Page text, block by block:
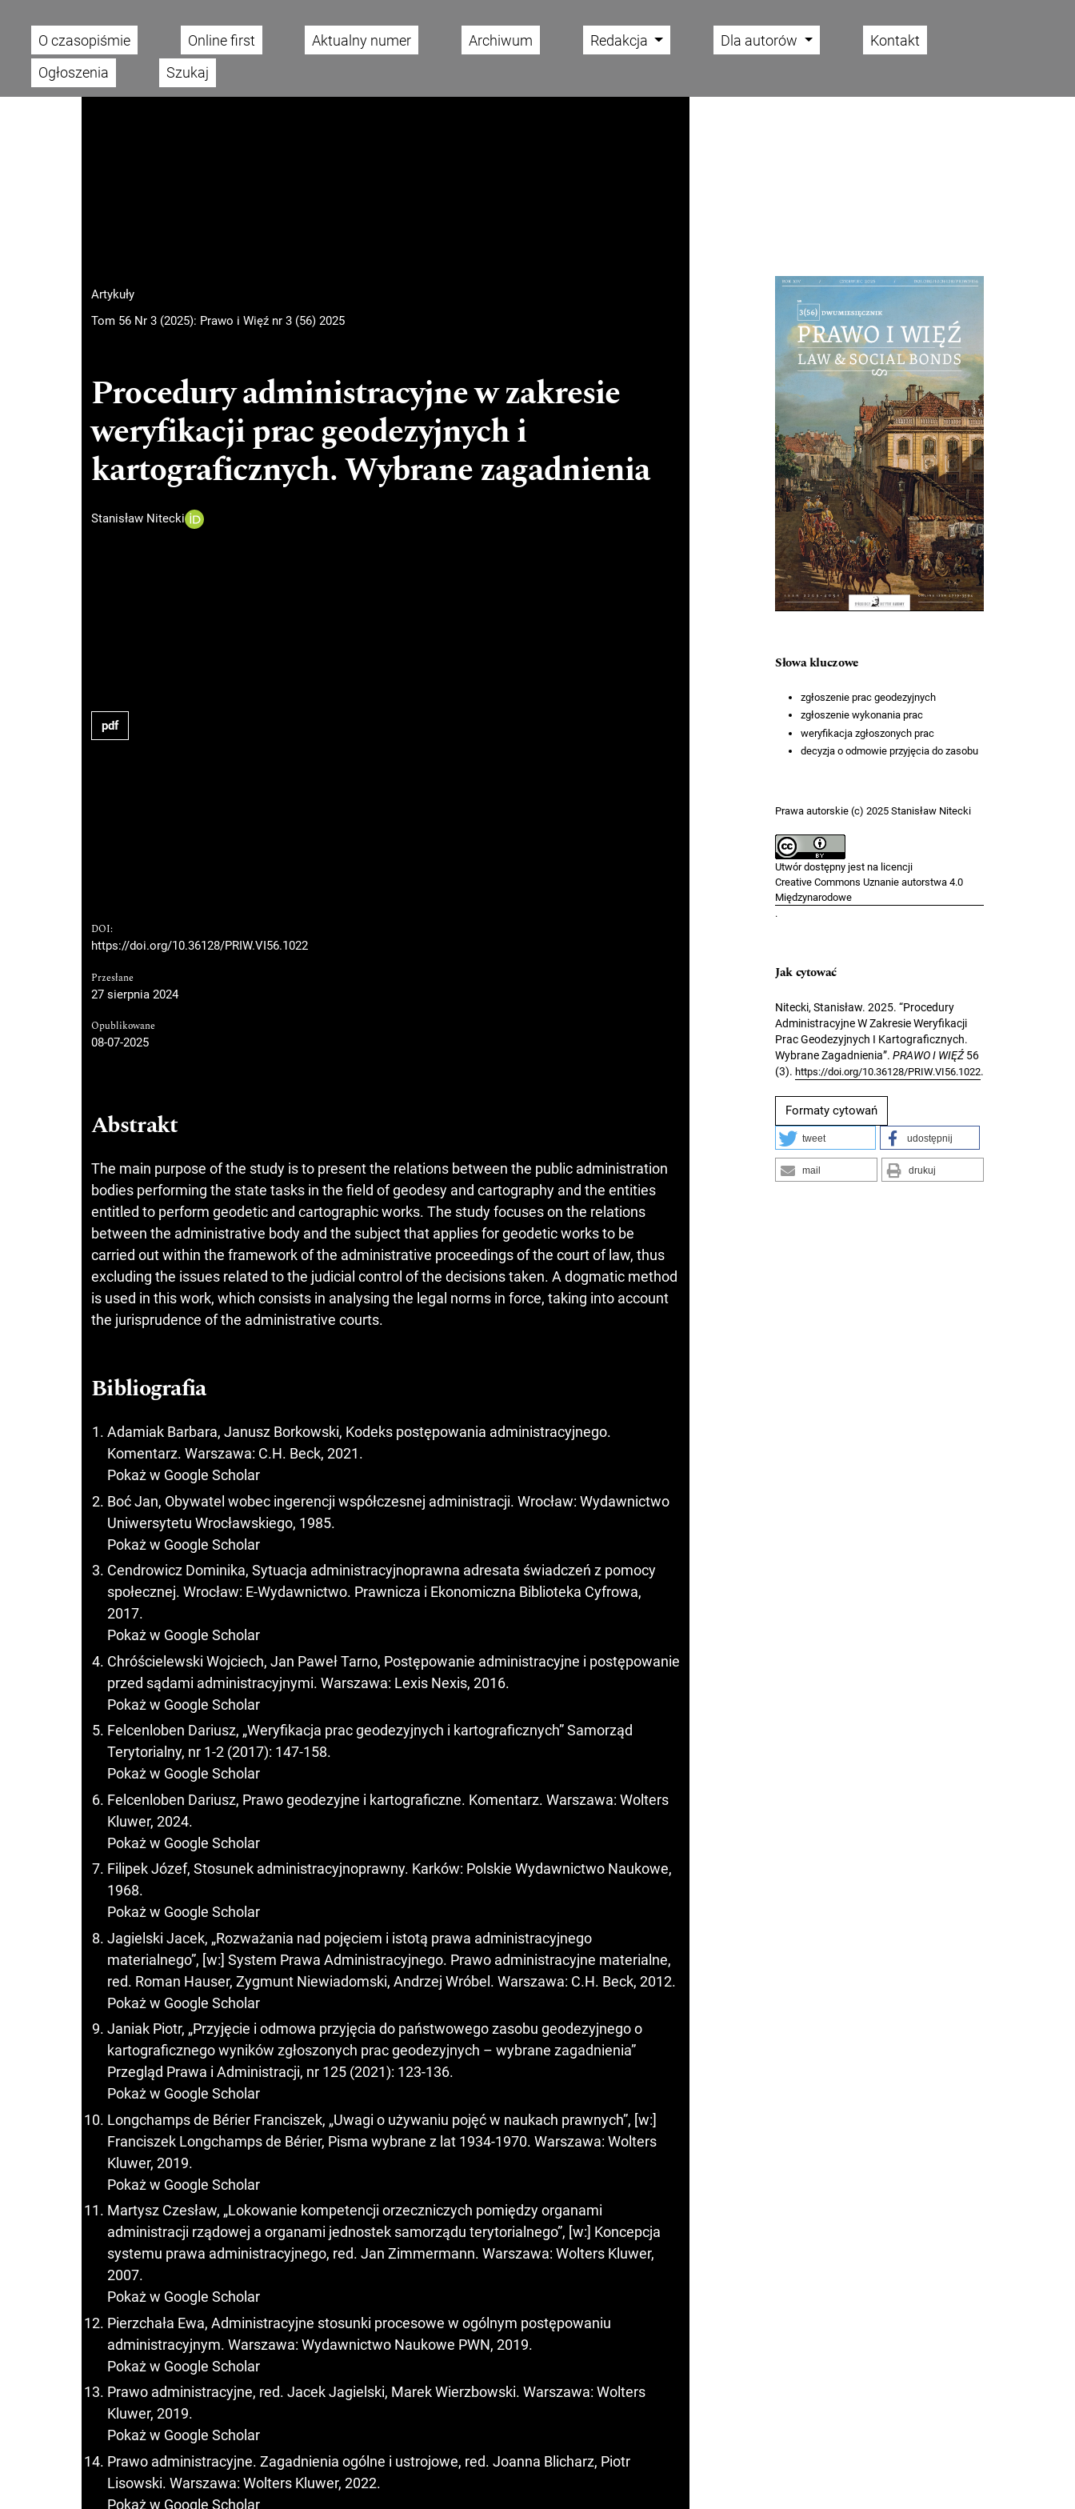
Main menu
O czasopiśmie Online first Aktualny numer Archiwum Redakcja Dla autorów
Kontakt
Ogłoszenia
Szukaj
Artykuły
Tom 56 Nr 3 (2025): Prawo i Więź nr 3 (56) 2025
Procedury administracyjne w zakresie
weryfikacji prac geodezyjnych i
kartograficznych. Wybrane zagadnienia
Stanisław Nitecki
pdf
DOI:
https://doi.org/10.36128/PRIW.VI56.1022
Przesłane
27 sierpnia 2024
Opublikowane
08-07-2025
Abstrakt
The main purpose of the study is to present the relations between the public administration
bodies performing the state tasks in the field of geodesy and cartography and the entities
entitled to perform geodetic and cartographic works. The study focuses on the relations
between the administrative body and the subject that applies for geodetic works to be
carried out within the framework of the administrative proceedings of the court of law, thus
excluding the issues related to the judicial control of the decisions taken. A dogmatic method
is used in this work, which consists in analysing the legal norms in force, taking into account
the jurisprudence of the administrative courts.
Bibliografia
Adamiak Barbara, Janusz Borkowski, Kodeks postępowania administracyjnego.
Komentarz. Warszawa: C.H. Beck, 2021.
Pokaż w Google Scholar
Boć Jan, Obywatel wobec ingerencji współczesnej administracji. Wrocław: Wydawnictwo
Uniwersytetu Wrocławskiego, 1985.
Pokaż w Google Scholar
Cendrowicz Dominika, Sytuacja administracyjnoprawna adresata świadczeń z pomocy
społecznej. Wrocław: E-Wydawnictwo. Prawnicza i Ekonomiczna Biblioteka Cyfrowa,
2017.
Pokaż w Google Scholar
Chróścielewski Wojciech, Jan Paweł Tarno, Postępowanie administracyjne i postępowanie
przed sądami administracyjnymi. Warszawa: Lexis Nexis, 2016.
Pokaż w Google Scholar
Felcenloben Dariusz, „Weryfikacja prac geodezyjnych i kartograficznych” Samorząd
Terytorialny, nr 1-2 (2017): 147-158.
Pokaż w Google Scholar
Felcenloben Dariusz, Prawo geodezyjne i kartograficzne. Komentarz. Warszawa: Wolters
Kluwer, 2024.
Pokaż w Google Scholar
Filipek Józef, Stosunek administracyjnoprawny. Karków: Polskie Wydawnictwo Naukowe,
1968.
Pokaż w Google Scholar
Jagielski Jacek, „Rozważania nad pojęciem i istotą prawa administracyjnego
materialnego”, [w:] System Prawa Administracyjnego. Prawo administracyjne materialne,
red. Roman Hauser, Zygmunt Niewiadomski, Andrzej Wróbel. Warszawa: C.H. Beck, 2012.
Pokaż w Google Scholar
Janiak Piotr, „Przyjęcie i odmowa przyjęcia do państwowego zasobu geodezyjnego o
kartograficznego wyników zgłoszonych prac geodezyjnych – wybrane zagadnienia”
Przegląd Prawa i Administracji, nr 125 (2021): 123-136.
Pokaż w Google Scholar
Longchamps de Bérier Franciszek, „Uwagi o używaniu pojęć w naukach prawnych”, [w:]
Franciszek Longchamps de Bérier, Pisma wybrane z lat 1934-1970. Warszawa: Wolters
Kluwer, 2019.
Pokaż w Google Scholar
Martysz Czesław, „Lokowanie kompetencji orzeczniczych pomiędzy organami
administracji rządowej a organami jednostek samorządu terytorialnego”, [w:] Koncepcja
systemu prawa administracyjnego, red. Jan Zimmermann. Warszawa: Wolters Kluwer,
2007.
Pokaż w Google Scholar
Pierzchała Ewa, Administracyjne stosunki procesowe w ogólnym postępowaniu
administracyjnym. Warszawa: Wydawnictwo Naukowe PWN, 2019.
Pokaż w Google Scholar
Prawo administracyjne, red. Jacek Jagielski, Marek Wierzbowski. Warszawa: Wolters
Kluwer, 2019.
Pokaż w Google Scholar
Prawo administracyjne. Zagadnienia ogólne i ustrojowe, red. Joanna Blicharz, Piotr
Lisowski. Warszawa: Wolters Kluwer, 2022.
Pokaż w Google Scholar
Cover image
Słowa kluczowe
zgłoszenie prac geodezyjnych
zgłoszenie wykonania prac
weryfikacja zgłoszonych prac
decyzja o odmowie przyjęcia do zasobu
Prawa autorskie (c) 2025 Stanisław Nitecki
Utwór dostępny jest na licencji
Creative Commons Uznanie autorstwa 4.0
Międzynarodowe
.
Jak cytować
Nitecki, Stanisław. 2025. “Procedury
Administracyjne W Zakresie Weryfikacji
Prac Geodezyjnych I Kartograficznych.
Wybrane Zagadnienia”. PRAWO I WIĘŹ56
(3). https://doi.org/10.36128/PRIW.VI56.1022.
Formaty cytowań
tweet udostępnij
mail drukuj